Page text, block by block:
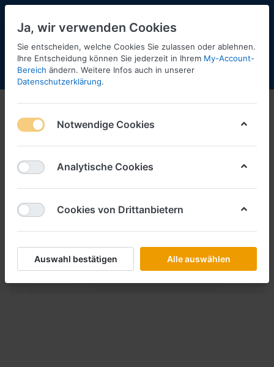
Menü Anmelden Shopaktualisierung
Ja, wir verwenden Cookies
Sie entscheiden, welche Cookies Sie zulassen oder ablehnen.
Ihre Entscheidung können Sie jederzeit in Ihrem My-Account-
Bereich ändern. Weitere Infos auch in unserer
Datenschutzerklärung.
Notwendige Cookies
Analytische Cookies
Cookies von Drittanbietern
Auswahl bestätigen Alle auswählen